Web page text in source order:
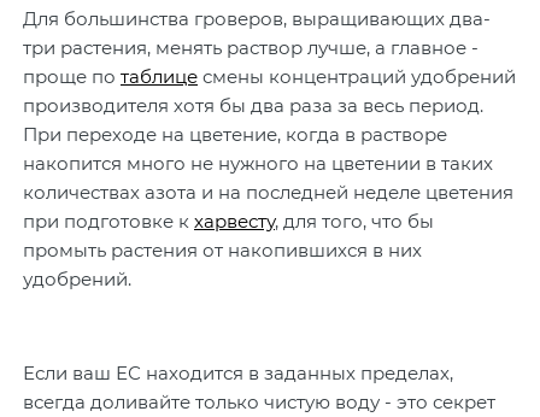
Для большинства гроверов, выращивающих два-
три растения, менять раствор лучше, а главное -
проще по таблице смены концентраций удобрений
производителя хотя бы два раза за весь период.
При переходе на цветение, когда в растворе
накопится много не нужного на цветении в таких
количествах азота и на последней неделе цветения
при подготовке к харвесту, для того, что бы
промыть растения от накопившихся в них
удобрений.
Если ваш ЕС находится в заданных пределах,
всегда доливайте только чистую воду - это секрет